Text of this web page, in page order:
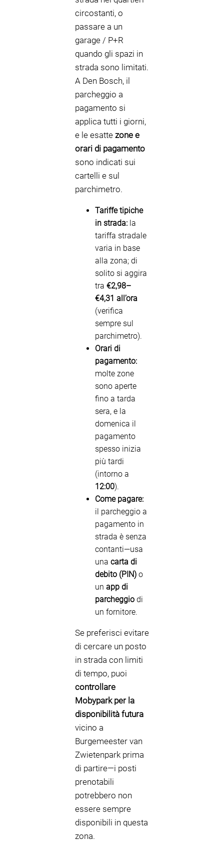
circostanti, o
passare a un
garage / P+R
quando gli spazi in
strada sono limitati.
A Den Bosch, il
parcheggio a
pagamento si
applica tutti i giorni,
e le esatte zone e
orari di pagamento
sono indicati sui
cartelli e sul
parchimetro.
Tariffe tipiche
in strada: la
tariffa stradale
varia in base
alla zona; di
solito si aggira
tra €2,98–
€4,31 all’ora
(verifica
sempre sul
parchimetro).
Orari di
pagamento:
molte zone
sono aperte
fino a tarda
sera, e la
domenica il
pagamento
spesso inizia
più tardi
(intorno a
12:00).
Come pagare:
il parcheggio a
pagamento in
strada è senza
contanti—usa
una carta di
debito (PIN) o
un app di
parcheggio di
un fornitore.
Se preferisci evitare
di cercare un posto
in strada con limiti
di tempo, puoi
controllare
Mobypark per la
disponibilità futura
vicino a
Burgemeester van
Zwietenpark prima
di partire—i posti
prenotabili
potrebbero non
essere sempre
disponibili in questa
zona.